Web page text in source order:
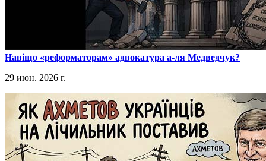
​Навіщо «реформаторам» адвокатура а-ля Медведчук?
29 июн. 2026 г.